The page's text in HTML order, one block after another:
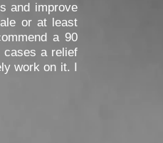
and improve
or at least
a 90
cases a relief
work on it. I